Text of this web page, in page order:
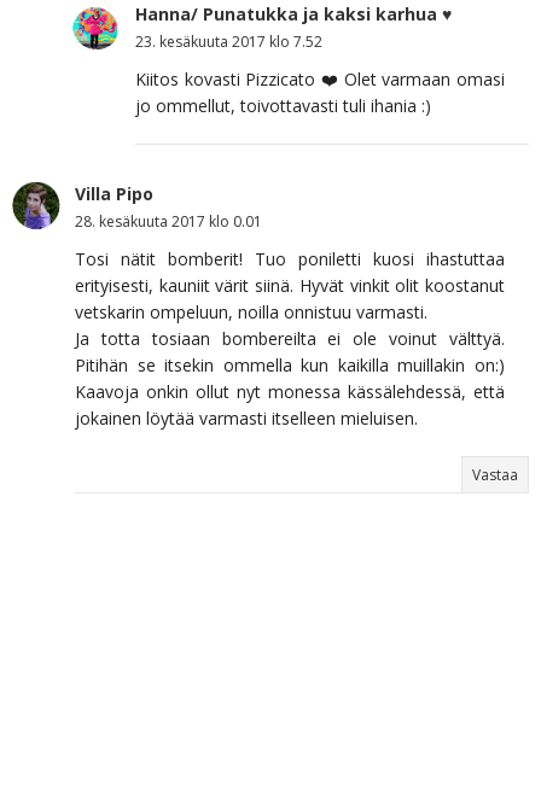
Hanna/ Punatukka ja kaksi karhua ♥
23. kesäkuuta 2017 klo 7.52
Kiitos kovasti Pizzicato ❤️ Olet varmaan omasi
jo ommellut, toivottavasti tuli ihania :)
Villa Pipo
28. kesäkuuta 2017 klo 0.01
Tosi nätit bomberit! Tuo poniletti kuosi ihastuttaa
erityisesti, kauniit värit siinä. Hyvät vinkit olit koostanut
vetskarin ompeluun, noilla onnistuu varmasti.
Ja totta tosiaan bombereilta ei ole voinut välttyä.
Pitihän se itsekin ommella kun kaikilla muillakin on:)
Kaavoja onkin ollut nyt monessa kässälehdessä, että
jokainen löytää varmasti itselleen mieluisen.
Vastaa